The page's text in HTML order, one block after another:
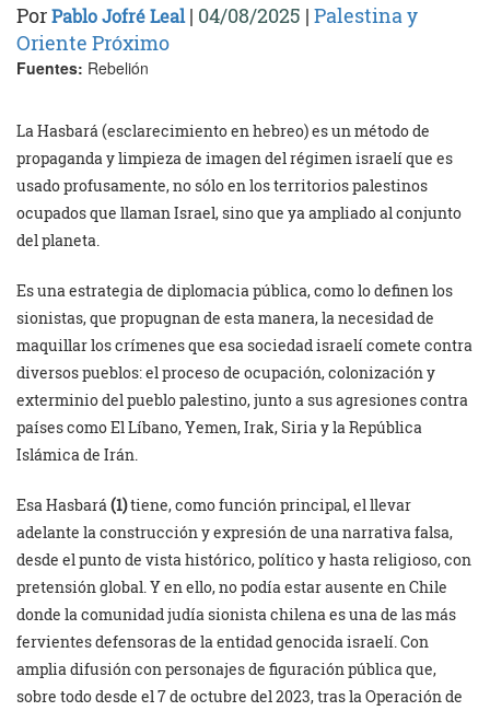
PorPablo Jofré Leal| 04/08/2025 | Palestina y
Oriente Próximo
Fuentes: Rebelión
La Hasbará (esclarecimiento en hebreo) es un método de
propaganda y limpieza de imagen del régimen israelí que es
usado profusamente, no sólo en los territorios palestinos
ocupados que llaman Israel, sino que ya ampliado al conjunto
del planeta.
Es una estrategia de diplomacia pública, como lo definen los
sionistas, que propugnan de esta manera, la necesidad de
maquillar los crímenes que esa sociedad israelí comete contra
diversos pueblos: el proceso de ocupación, colonización y
exterminio del pueblo palestino, junto a sus agresiones contra
países como El Líbano, Yemen, Irak, Siria y la República
Islámica de Irán.
Esa Hasbará(1)tiene, como función principal, el llevar
adelante la construcción y expresión de una narrativa falsa,
desde el punto de vista histórico, político y hasta religioso, con
pretensión global. Y en ello, no podía estar ausente en Chile
donde la comunidad judía sionista chilena es una de las más
fervientes defensoras de la entidad genocida israelí. Con
amplia difusión con personajes de figuración pública que,
sobre todo desde el 7 de octubre del 2023, tras la Operación de